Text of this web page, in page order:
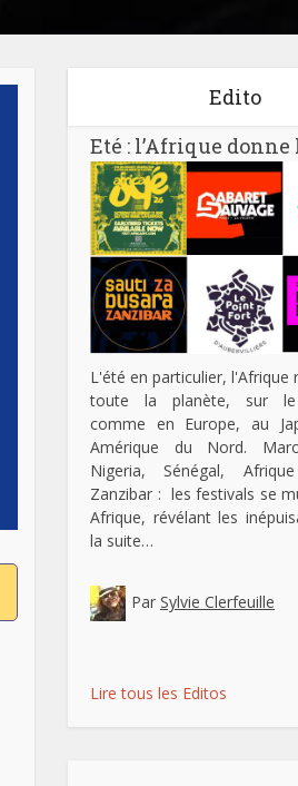
Edito
Eté : l’Afrique donne
L'été en particulier, l'Afrique
toute la planète, sur le
comme en Europe, au
Amérique du Nord.
Nigeria, Sénégal,
Zanzibar : les festivals se
Afrique, révélant les
la suite…
Par Sylvie Clerfeuille
Lire tous les Editos